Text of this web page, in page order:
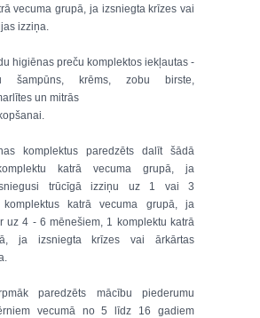
vecuma grupā, ja izsniegta krīzes vai
izziņa.
higiēnas preču komplektos iekļautas -
šampūns, krēms, zobu birste,
un mitrās
komplektus paredzēts dalīt šādā
katrā vecuma grupā, ja
trūcīgā izziņu uz 1 vai 3
katrā vecuma grupā, ja
uz 4 - 6 mēnešiem, 1 komplektu katrā
ja izsniegta krīzes vai ārkārtas
paredzēts mācību piederumu
vecumā no 5 līdz 16 gadiem